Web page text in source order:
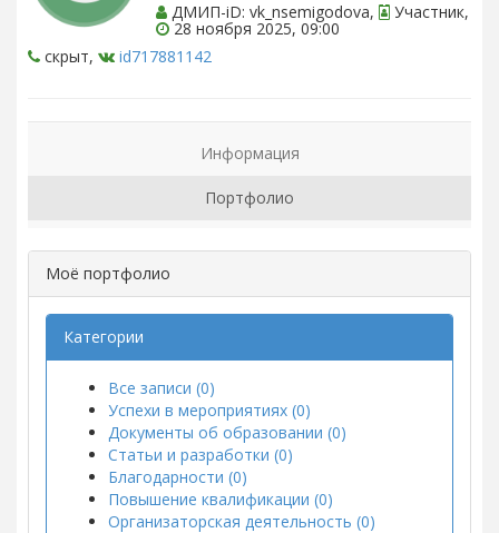
ДМИП-iD: vk_nsemigodova, Участник,
28 ноября 2025, 09:00
скрыт,
id717881142
Информация
Портфолио
Моё портфолио
Категории
Все записи (0)
Успехи в мероприятиях (0)
Документы об образовании (0)
Статьи и разработки (0)
Благодарности (0)
Повышение квалификации (0)
Организаторская деятельность (0)